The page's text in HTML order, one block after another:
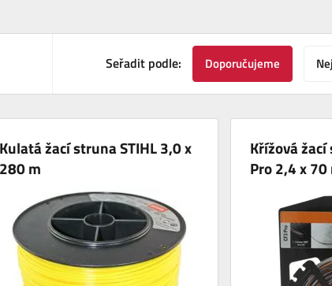
Seřadit podle: Doporučujeme
Kulatá žací struna STIHL 3,0 x
280 m
Křížová žací
Pro 2,4 x 70